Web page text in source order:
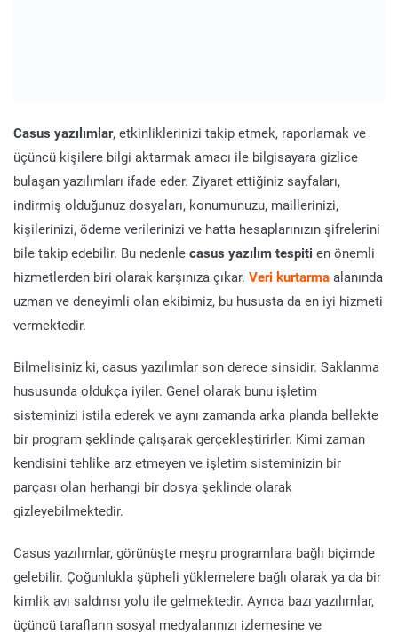
Casus yazılımlar, etkinliklerinizi takip etmek, raporlamak ve
üçüncü kişilere bilgi aktarmak amacı ile bilgisayara gizlice
bulaşan yazılımları ifade eder. Ziyaret ettiğiniz sayfaları,
indirmiş olduğunuz dosyaları, konumunuzu, maillerinizi,
kişilerinizi, ödeme verilerinizi ve hatta hesaplarınızın şifrelerini
bile takip edebilir. Bu nedenle casus yazılım tespiti en önemli
hizmetlerden biri olarak karşınıza çıkar. Veri kurtarma alanında
uzman ve deneyimli olan ekibimiz, bu hususta da en iyi hizmeti
vermektedir.
Bilmelisiniz ki, casus yazılımlar son derece sinsidir. Saklanma
hususunda oldukça iyiler. Genel olarak bunu işletim
sisteminizi istila ederek ve aynı zamanda arka planda bellekte
bir program şeklinde çalışarak gerçekleştirirler. Kimi zaman
kendisini tehlike arz etmeyen ve işletim sisteminizin bir
parçası olan herhangi bir dosya şeklinde olarak
gizleyebilmektedir.
Casus yazılımlar, görünüşte meşru programlara bağlı biçimde
gelebilir. Çoğunlukla şüpheli yüklemelere bağlı olarak ya da bir
kimlik avı saldırısı yolu ile gelmektedir. Ayrıca bazı yazılımlar,
üçüncü tarafların sosyal medyalarınızı izlemesine ve